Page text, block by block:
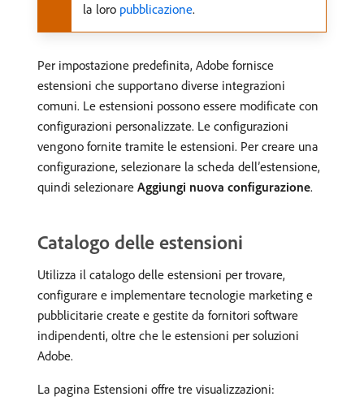
la loro pubblicazione.
Per impostazione predefinita, Adobe fornisce
estensioni che supportano diverse integrazioni
comuni. Le estensioni possono essere modificate con
configurazioni personalizzate. Le configurazioni
vengono fornite tramite le estensioni. Per creare una
configurazione, selezionare la scheda dell’estensione,
quindi selezionare Aggiungi nuova configurazione.
Catalogo delle estensioni
Utilizza il catalogo delle estensioni per trovare,
configurare e implementare tecnologie marketing e
pubblicitarie create e gestite da fornitori software
indipendenti, oltre che le estensioni per soluzioni
Adobe.
La pagina Estensioni offre tre visualizzazioni: